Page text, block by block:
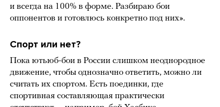
и всегда на 100% в форме. Разбираю бои
оппонентов и готовлюсь конкретно под них».
Спорт или нет?
Пока ютьюб-бои в России слишком неоднородное
движение, чтобы однозначно ответить, можно ли
считать их спортом. Есть поединки, где
спортивная составляющая практически